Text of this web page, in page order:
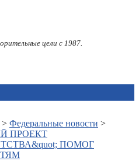
цели с 1987.
> Федеральные новости >
ПРОЕКТ
ПОМОГ